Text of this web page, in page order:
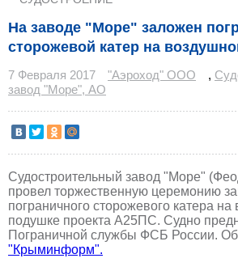
На заводе "Море" заложен
сторожевой катер на
7 Февраля 2017 "Аэроход" ООО ,
завод "Море", АО
Судостроительный завод "Море"
провел торжественную церемонию
пограничного сторожевого катера
подушке проекта А25ПС. Судно
Пограничной службы ФСБ России.
"Крыминформ".